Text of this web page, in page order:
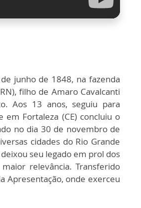
junho de 1848, na fazenda
filho de Amaro Cavalcanti
Aos 13 anos, seguiu para
Fortaleza (CE) concluiu o
no dia 30 de novembro de
cidades do Rio Grande
seu legado em prol dos
relevância. Transferido
Apresentação, onde exerceu